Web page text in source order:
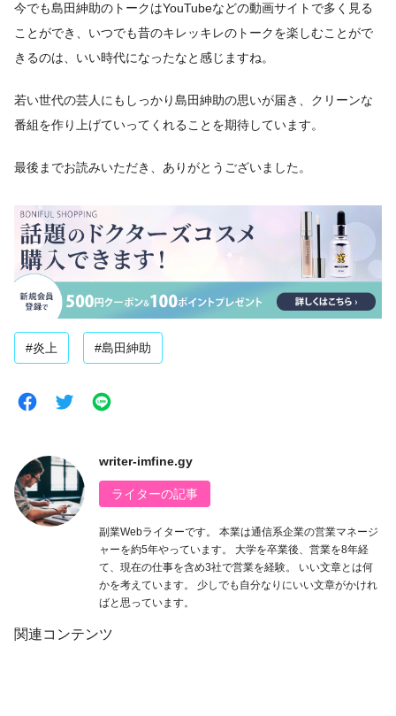
今でも島田紳助のトークはYouTubeなどの動画サイトで多く見る
ことができ、いつでも昔のキレッキレのトークを楽しむことがで
きるのは、いい時代になったなと感じますね。
若い世代の芸人にもしっかり島田紳助の思いが届き、クリーンな
番組を作り上げていってくれることを期待しています。
最後までお読みいただき、ありがとうございました。
#炎上 #島田紳助
writer-imfine.gy
ライターの記事
副業Webライターです。 本業は通信系企業の営業マネージ
ャーを約5年やっています。 大学を卒業後、営業を8年経
て、現在の仕事を含め3社で営業を経験。 いい文章とは何
かを考えています。 少しでも自分なりにいい文章がかけれ
ばと思っています。
関連コンテンツ